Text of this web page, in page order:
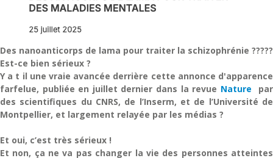
Des nanoanticorps de lama pour traiter la schizophrénie ?????
Est-ce bien sérieux ?
Y a t il une vraie avancée derrière cette annonce d'apparence
farfelue, publiée en juillet dernier dans la revue Nature par
des scientifiques du CNRS, de l’Inserm, et de l’Université de
Montpellier, et largement relayée par les médias ?
Et oui, c’est très sérieux !
Et non, ça ne va pas changer la vie des personnes atteintes